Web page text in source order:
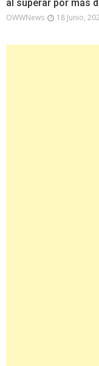
al superar por más
OWWNews 18 Junio,